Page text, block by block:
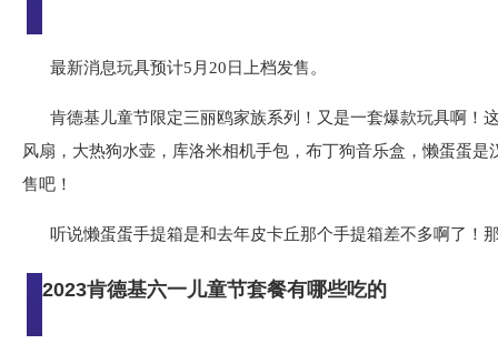
最新消息玩具预计5月20日上档发售。
肯德基儿童节限定三丽鸥家族系列！又是一套爆款玩具啊！
风扇，大热狗水壶，库洛米相机手包，布丁狗音乐盒，懒蛋蛋
售吧！
听说懒蛋蛋手提箱是和去年皮卡丘那个手提箱差不多啊了！
2023肯德基六一儿童节套餐有哪些吃的